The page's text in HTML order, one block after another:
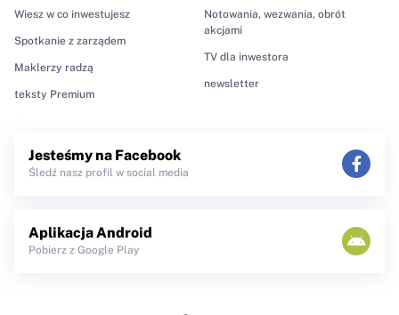
Wiesz w co inwestujesz
Spotkanie z zarządem
Maklerzy radzą
teksty Premium
Notowania, wezwania, obrót
akcjami
TV dla inwestora
newsletter
Jesteśmy na Facebook
Śledź nasz profil w social media
Aplikacja Android
Pobierz z Google Play